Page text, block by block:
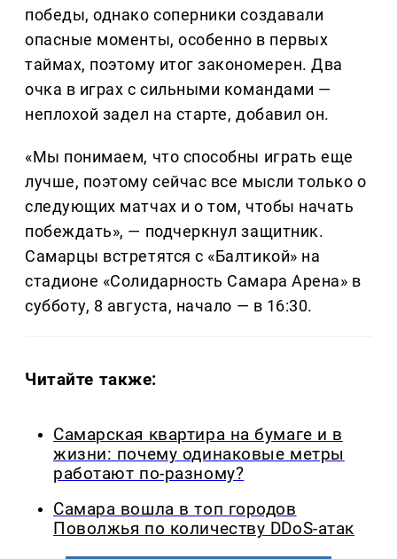
победы, однако соперники создавали
опасные моменты, особенно в первых
таймах, поэтому итог закономерен. Два
очка в играх с сильными командами —
неплохой задел на старте, добавил он.
«Мы понимаем, что способны играть еще
лучше, поэтому сейчас все мысли только о
следующих матчах и о том, чтобы начать
побеждать», — подчеркнул защитник.
Самарцы встретятся с «Балтикой» на
стадионе «Солидарность Самара Арена» в
субботу, 8 августа, начало — в 16:30.
Читайте также:
Самарская квартира на бумаге и в
жизни: почему одинаковые метры
работают по-разному?
Самара вошла в топ городов
Поволжья по количеству DDoS-атак